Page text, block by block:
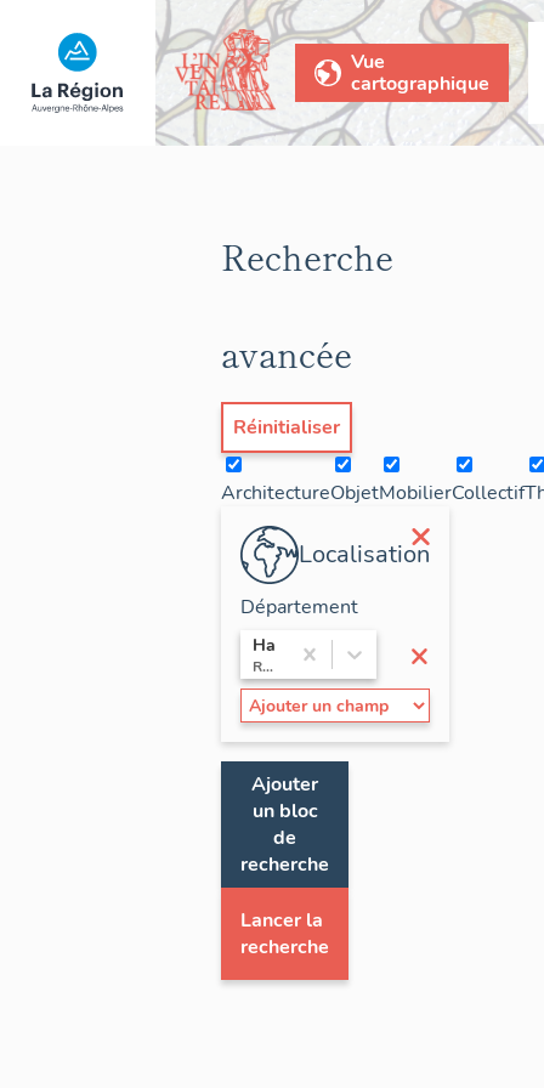
Vue
cartographique
Recherche
avancée
Réinitialiser
ArchitectureObjetMobilierCollectif
×
Localisation
×
Département
Haute-Savoie
Rhône-Alpes
Ajouter
un bloc
de
recherche
Lancer la
recherche